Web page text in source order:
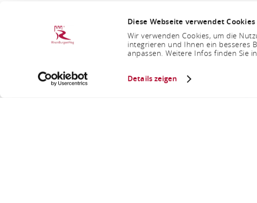
Diese Webseite verwendet Cookies
Wir verwenden Cookies, um die
integrieren und Ihnen ein besseres
anpassen. Weitere Infos finden Sie
Details zeigen